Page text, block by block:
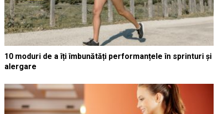
10 moduri de a îți îmbunătăți performanțele în sprinturi și
alergare